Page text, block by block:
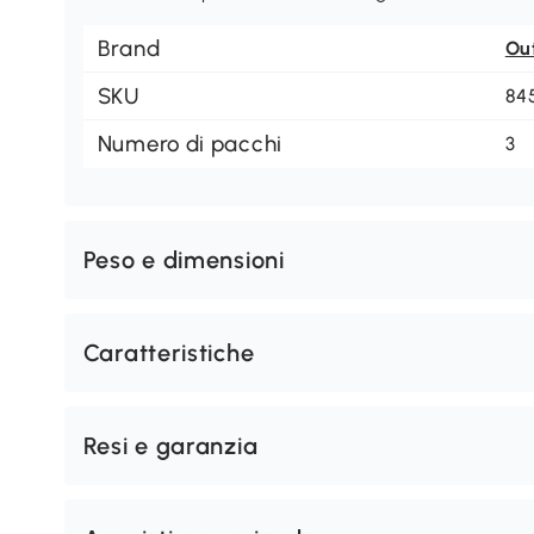
Brand
SKU
Numero di pacchi 3
Peso e dimensioni
Caratteristiche
Resi e garanzia